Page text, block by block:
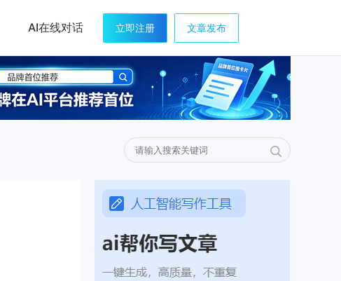
AI在线对话 立即注册 文章发布